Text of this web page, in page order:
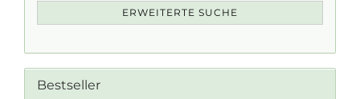
ERWEITERTE SUCHE
Bestseller